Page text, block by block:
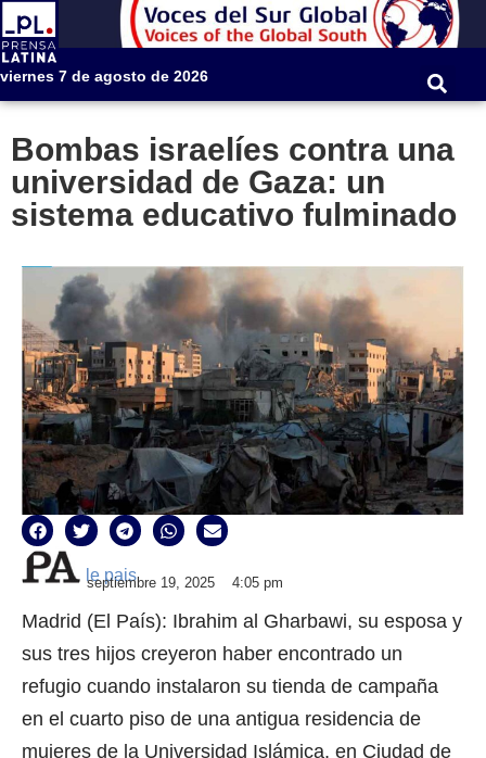
viernes 7 de agosto de 2026
Bombas israelíes contra una
universidad de Gaza: un
sistema educativo fulminado
le pais
septiembre 19, 2025 4:05 pm
Madrid (El País): Ibrahim al Gharbawi, su esposa y
sus tres hijos creyeron haber encontrado un
refugio cuando instalaron su tienda de campaña
en el cuarto piso de una antigua residencia de
mujeres de la Universidad Islámica, en Ciudad de